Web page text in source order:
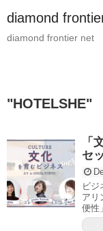
diamond
diamond frontier net
"HOTELSHE"
「
セ
ビジ
アリ
便性